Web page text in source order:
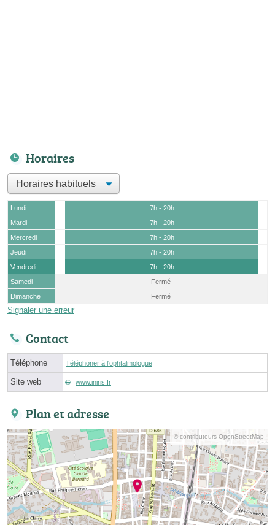
Horaires
Lundi
7h - 20h
Mardi
7h - 20h
Mercredi
7h - 20h
Jeudi
7h - 20h
Vendredi
7h - 20h
Samedi
Fermé
Dimanche
Fermé
Signaler une erreur
Contact
Téléphone Téléphoner à l'ophtalmologue
Site web www.iniris.fr
Plan et adresse
© contributeurs OpenStreetMap